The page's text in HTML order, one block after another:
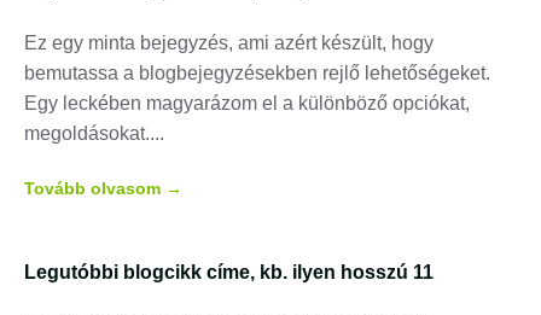
Ez egy minta bejegyzés, ami azért készült, hogy
bemutassa a blogbejegyzésekben rejlő lehetőségeket.
Egy leckében magyarázom el a különböző opciókat,
megoldásokat.
Tovább olvasom →
Legutóbbi blogcikk címe, kb. ilyen hosszú 11